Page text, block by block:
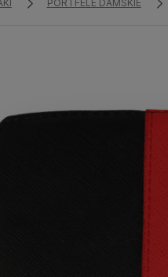
PORTFELE DAMSKIE